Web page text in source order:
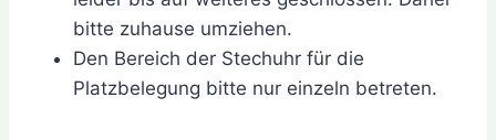
bitte zuhause umziehen.
Den Bereich der Stechuhr für die
Platzbelegung bitte nur einzeln betreten.